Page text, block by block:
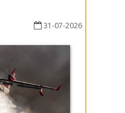
31-07-2026